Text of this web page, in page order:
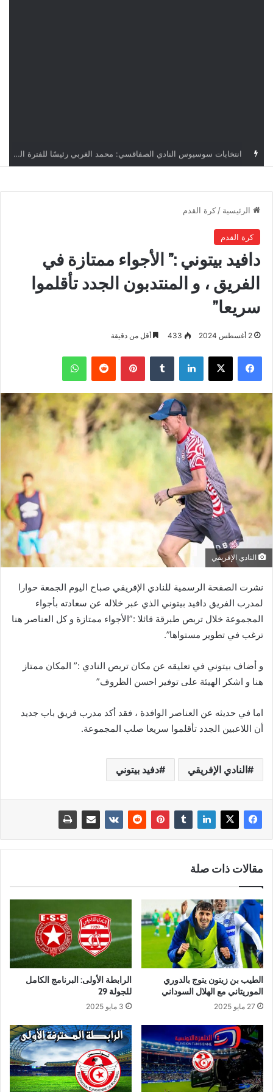
قرعة دوري أبطال إفريقيا: النادي الإفريقي في حال التأهل يواجه مازمبي أو ميدياما
الرئيسية / كرة القدم
كرة القدم
دافيد بيتوني :” الأجواء ممتازة في
الفريق ، و المنتدبون الجدد تأقلموا
سريعا”
2 أغسطس 2024 433 أقل من دقيقة
فيسبوك ‫X لينكدإن بينتيريست واتساب
النادي الإفريقي
نشرت الصفحة الرسمية للنادي الإفريقي صباح اليوم الجمعة حوارا
لمدرب الفريق دافيد بيتوني الذي عبر خلاله عن سعادته بأجواء
المجموعة خلال تربص طبرقة قائلا :”الأجواء ممتازة و كل العناصر هنا
ترغب في تطوير مستواها”.
و أضاف بيتوني في تعليقه عن مكان تربص النادي :” المكان ممتاز
هنا و اشكر الهيئة على توفير احسن الظروف”
اما في حديثه عن العناصر الوافدة ، فقد أكد مدرب فريق باب جديد
أن اللاعبين الجدد تأقلموا سريعا صلب المجموعة.
النادي الإفريقي دفيد بيتوني
مقالات ذات صلة
الطيب بن زيتون يتوج بالدوري
الموريتاني مع الهلال السوداني
27 مايو 2025
الرابطة الأولى: البرنامج الكامل
للجولة 29
3 مايو 2025